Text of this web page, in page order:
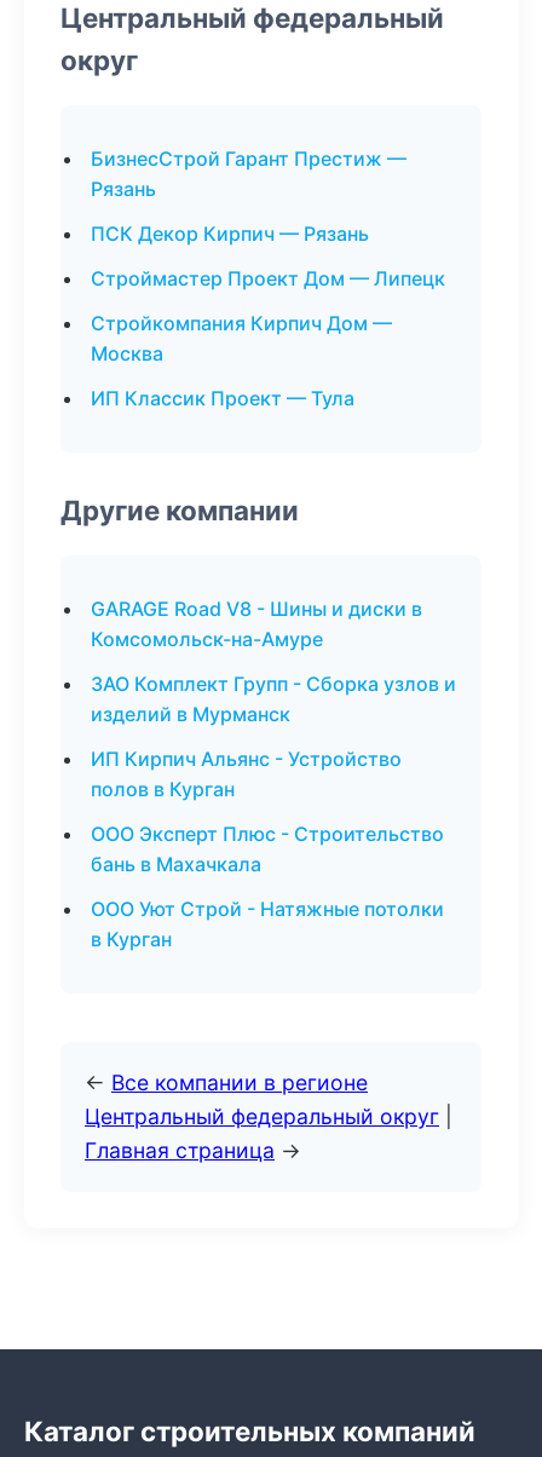
Центральный федеральный
округ
БизнесСтрой Гарант Престиж —
Рязань
ПСК Декор Кирпич — Рязань
Строймастер Проект Дом — Липецк
Стройкомпания Кирпич Дом —
Москва
ИП Классик Проект — Тула
Другие компании
GARAGE Road V8 - Шины и диски в
Комсомольск-на-Амуре
ЗАО Комплект Групп - Сборка узлов и
изделий в Мурманск
ИП Кирпич Альянс - Устройство
полов в Курган
ООО Эксперт Плюс - Строительство
бань в Махачкала
ООО Уют Строй - Натяжные потолки
в Курган
← Все компании в регионе
Центральный федеральный округ
Главная страница →
Каталог строительных компаний